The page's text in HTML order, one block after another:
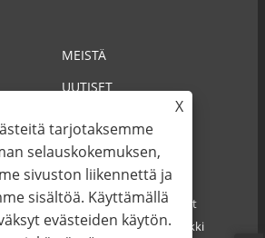
MEISTÄ
UUTISET
LÄHETÄ KYSELY
2022 Ningbo L&B Import & Export
puuvillapitsi, pitsi kaulus - kaikki
X
tarjotaksemme
selauskokemuksen,
sivuston liikennettä ja
sisältöä. Käyttämällä
evästeiden käytön.